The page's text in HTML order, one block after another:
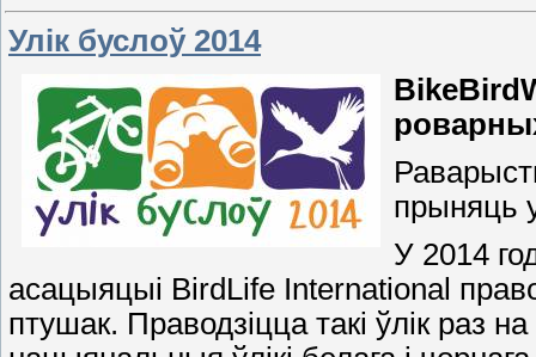
Улік буслоў 2014
прыняць
У 2014
асацыяцыі BirdLife International
птушак. Праводзіцца такі ўлік раз